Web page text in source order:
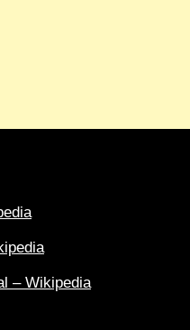
– Wikipedia